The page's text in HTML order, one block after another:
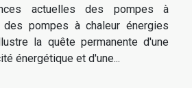
actuelles des pompes à
des pompes à chaleur énergies
la quête permanente d'une
énergétique et d'une...